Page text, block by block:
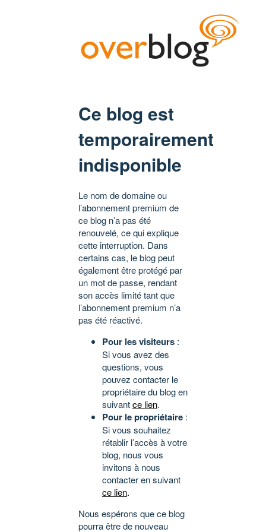
Ce blog est
temporairement
indisponible
Le nom de domaine ou
l’abonnement premium de
ce blog n’a pas été
renouvelé, ce qui explique
cette interruption. Dans
certains cas, le blog peut
également être protégé par
un mot de passe, rendant
son accès limité tant que
l’abonnement premium n’a
pas été réactivé.
Pour les visiteurs :
Si vous avez des
questions, vous
pouvez contacter le
propriétaire du blog en
suivantce lien.
Pour le propriétaire :
Si vous souhaitez
rétablir l’accès à votre
blog, nous vous
invitons à nous
contacter en suivant
ce lien.
Nous espérons que ce blog
pourra être de nouveau